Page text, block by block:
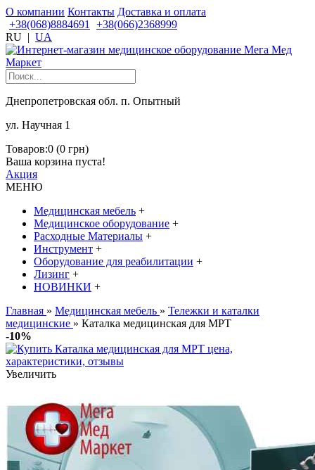
О компании Контакты Доставка и оплата
+38(068)8884691
+38(066)2368999
RU | UA
Днепропетровская обл. п. Опытный
ул. Научная 1
Товаров:0 (0 грн)
Ваша корзина пуста!
Акция
МЕНЮ
Медицинская мебель +
Медицинское оборудование +
Расходные Материалы +
Инструмент +
Оборудование для реабилитации +
Лизинг +
НОВИНКИ +
Главная » Медицинская мебель » Тележки и каталки
медицинские » Каталка медицинская для МРТ
-10%
Увеличить